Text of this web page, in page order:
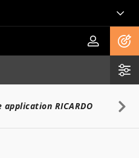
RICARDO